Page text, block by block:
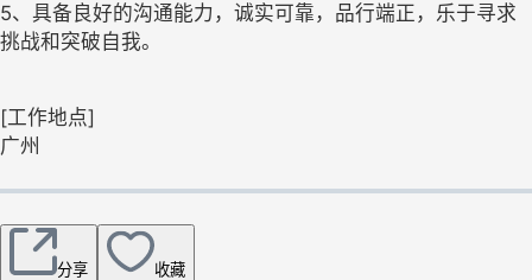
5、具备良好的沟通能力，诚实可靠，品行端正，乐于寻求
挑战和突破自我。
[工作地点]
广州
分享 收藏